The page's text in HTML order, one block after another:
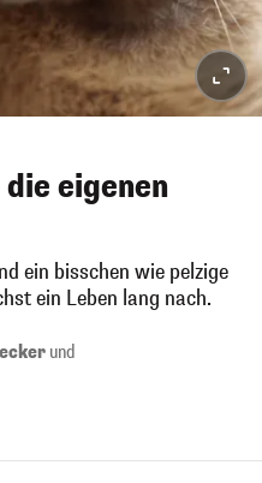
eigenen
ein bisschen wie pelzige
ein Leben lang nach.
und